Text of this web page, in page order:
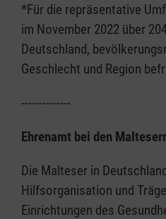
*Für die repräsentative
im November 2022 über
Deutschland,
Geschlecht und Region
--------------
Ehrenamt bei den
Die Malteser in
Hilfsorganisation und
Einrichtungen des